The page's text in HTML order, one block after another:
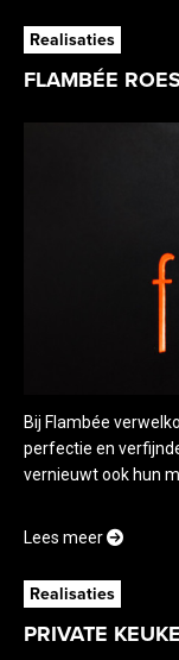
Realisaties
FLAMBÉE
Bij Flambée
perfectie en
vernieuwt ook hun
Lees meer
Realisaties
PRIVATE